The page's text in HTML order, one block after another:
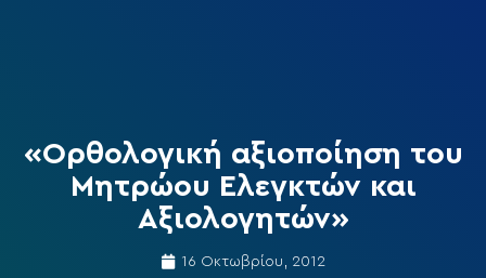
«Ορθολογική αξιοποίηση του
Μητρώου Ελεγκτών και
Αξιολογητών»
16 Οκτωβρίου, 2012